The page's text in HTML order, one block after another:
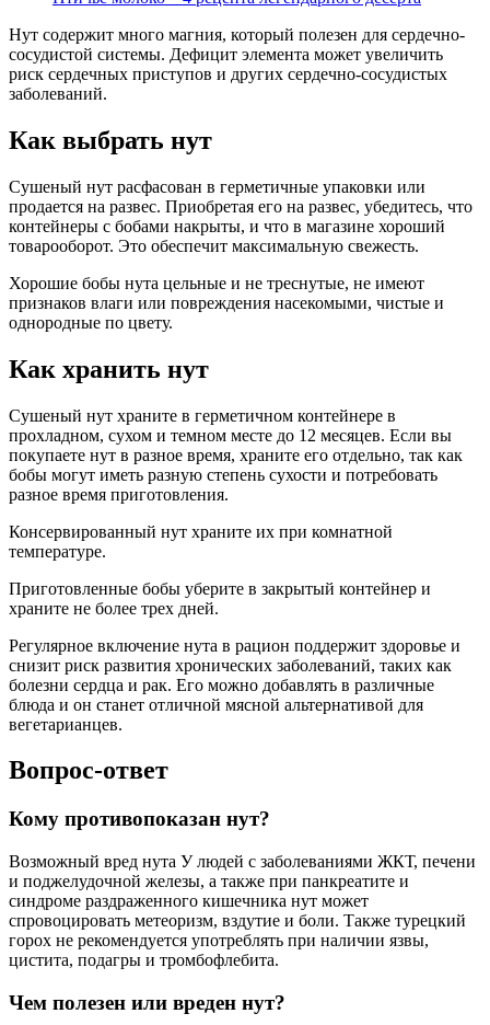
Нут содержит много магния, который полезен для сердечно-
сосудистой системы. Дефицит элемента может увеличить
риск сердечных приступов и других сердечно-сосудистых
заболеваний.
Как выбрать нут
Сушеный нут расфасован в герметичные упаковки или
продается на развес. Приобретая его на развес, убедитесь, что
контейнеры с бобами накрыты, и что в магазине хороший
товарооборот. Это обеспечит максимальную свежесть.
Хорошие бобы нута цельные и не треснутые, не имеют
признаков влаги или повреждения насекомыми, чистые и
однородные по цвету.
Как хранить нут
Сушеный нут храните в герметичном контейнере в
прохладном, сухом и темном месте до 12 месяцев. Если вы
покупаете нут в разное время, храните его отдельно, так как
бобы могут иметь разную степень сухости и потребовать
разное время приготовления.
Консервированный нут храните их при комнатной
температуре.
Приготовленные бобы уберите в закрытый контейнер и
храните не более трех дней.
Регулярное включение нута в рацион поддержит здоровье и
снизит риск развития хронических заболеваний, таких как
болезни сердца и рак. Его можно добавлять в различные
блюда и он станет отличной мясной альтернативой для
вегетарианцев.
Вопрос-ответ
Кому противопоказан нут?
Возможный вред нута У людей с заболеваниями ЖКТ, печени
и поджелудочной железы, а также при панкреатите и
синдроме раздраженного кишечника нут может
спровоцировать метеоризм, вздутие и боли. Также турецкий
горох не рекомендуется употреблять при наличии язвы,
цистита, подагры и тромбофлебита.
Чем полезен или вреден нут?